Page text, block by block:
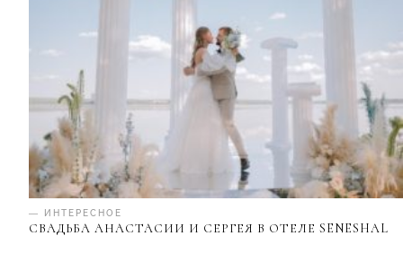
— ИНТЕРЕСНОЕ
СВАДЬБА АНАСТАСИИ И СЕРГЕЯ В ОТЕЛЕ SENESHAL